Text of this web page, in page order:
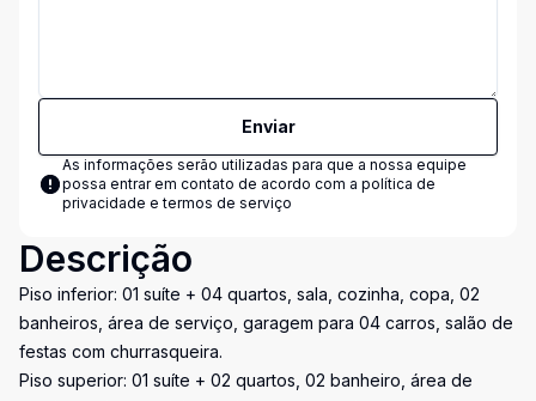
Enviar
As informações serão utilizadas para que a nossa equipe
possa entrar em contato de acordo com a política de
privacidade e termos de serviço
Descrição
Piso inferior: 01 suíte + 04 quartos, sala, cozinha, copa, 02
banheiros, área de serviço, garagem para 04 carros, salão de
festas com churrasqueira.
Piso superior: 01 suíte + 02 quartos, 02 banheiro, área de